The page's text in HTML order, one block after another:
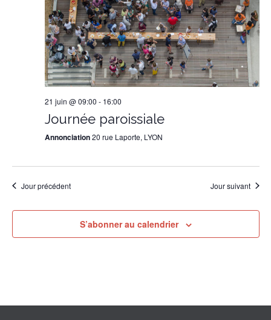
21 juin @ 09:00 - 16:00
Journée paroissiale
Annonciation20 rue Laporte, LYON
Jour précédent Jour suivant
S’abonner au calendrier